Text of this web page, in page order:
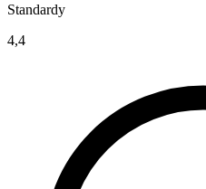
Standardy
4,4